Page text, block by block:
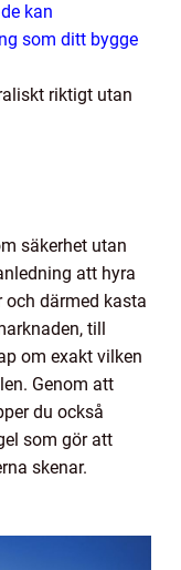
kan
som ditt bygge
riktigt utan
säkerhet utan
att hyra
och därmed kasta
till
om exakt vilken
Genom att
du också
som gör att
skenar.